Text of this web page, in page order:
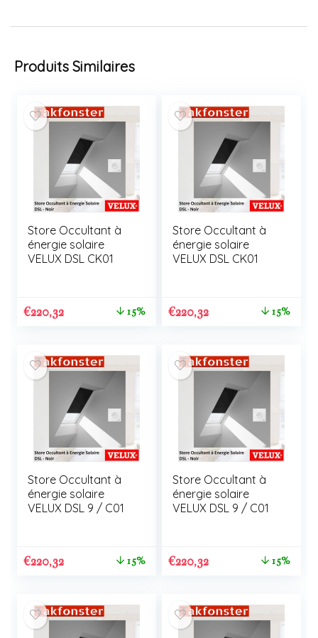
Produits Similaires
Store Occultant à
énergie solaire
VELUX DSL CK01
€220,32 15%
Store Occultant à
énergie solaire
VELUX DSL CK01
€220,32 15%
Store Occultant à
énergie solaire
VELUX DSL 9 / C01
€220,32 15%
Store Occultant à
énergie solaire
VELUX DSL 9 / C01
€220,32 15%